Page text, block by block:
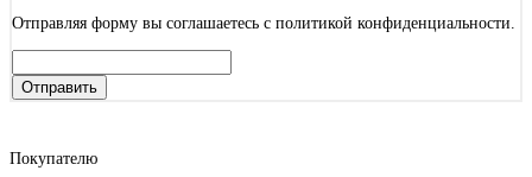
Отправляя форму вы соглашаетесь с политикой конфиденциальности.
Отправить
Покупателю